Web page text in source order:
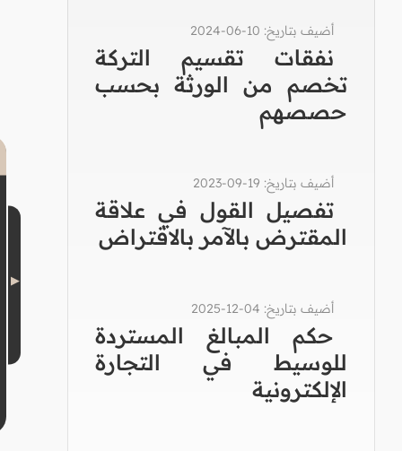
أضيف بتاريخ: 10-06-2024
نفقات تقسيم التركة
تخصم من الورثة بحسب
حصصهم
أضيف بتاريخ: 19-09-2023
تفصيل القول في علاقة
المقترض بالآمر بالاقتراض
أضيف بتاريخ: 04-12-2025
حكم المبالغ المستردة
للوسيط في التجارة
الإلكترونية